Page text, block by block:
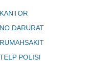
KANTOR
NO DARURAT
RUMAHSAKIT
TELP POLISI